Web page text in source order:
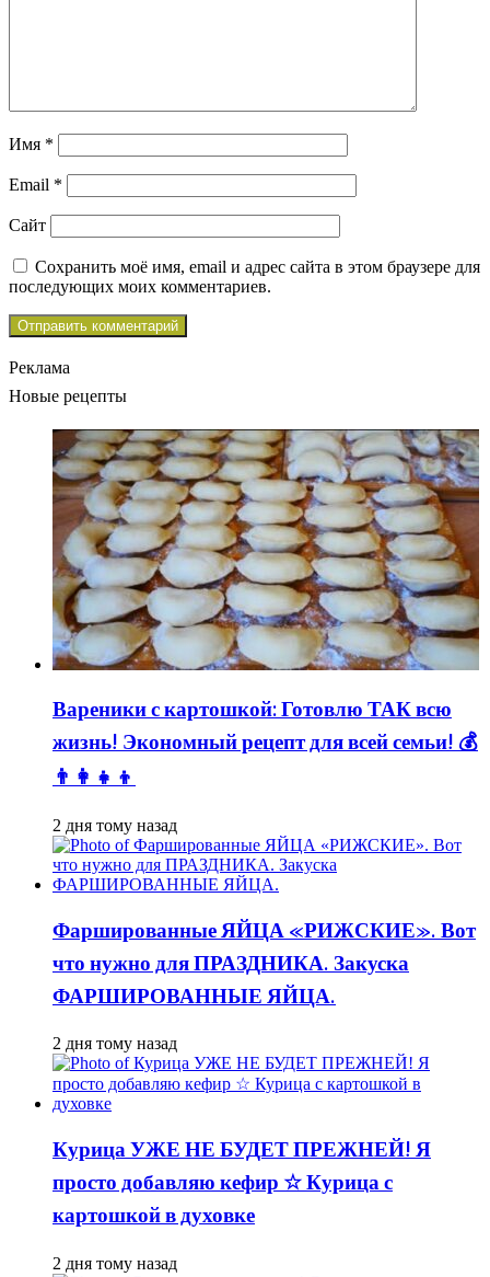
Имя *
Email *
Сайт
Сохранить моё имя, email и адрес сайта в этом браузере для
последующих моих комментариев.
Реклама
Новые рецепты
Вареники с картошкой: Готовлю ТАК всю
жизнь! Экономный рецепт для всей семьи! 💰
👨👩👧👦
2 дня тому назад
Фаршированные ЯЙЦА «РИЖСКИЕ». Вот
что нужно для ПРАЗДНИКА. Закуска
ФАРШИРОВАННЫЕ ЯЙЦА.
2 дня тому назад
Курица УЖЕ НЕ БУДЕТ ПРЕЖНЕЙ! Я
просто добавляю кефир ☆ Курица с
картошкой в духовке
2 дня тому назад